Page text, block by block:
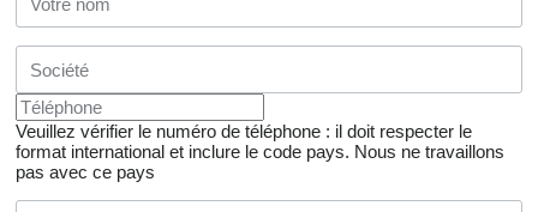
Veuillez vérifier le numéro de téléphone : il doit respecter le
format international et inclure le code pays. Nous ne travaillons
pas avec ce pays